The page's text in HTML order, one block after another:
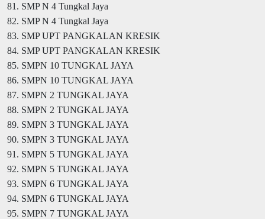
81. SMP N 4 Tungkal Jaya
82. SMP N 4 Tungkal Jaya
83. SMP UPT PANGKALAN KRESIK
84. SMP UPT PANGKALAN KRESIK
85. SMPN 10 TUNGKAL JAYA
86. SMPN 10 TUNGKAL JAYA
87. SMPN 2 TUNGKAL JAYA
88. SMPN 2 TUNGKAL JAYA
89. SMPN 3 TUNGKAL JAYA
90. SMPN 3 TUNGKAL JAYA
91. SMPN 5 TUNGKAL JAYA
92. SMPN 5 TUNGKAL JAYA
93. SMPN 6 TUNGKAL JAYA
94. SMPN 6 TUNGKAL JAYA
95. SMPN 7 TUNGKAL JAYA